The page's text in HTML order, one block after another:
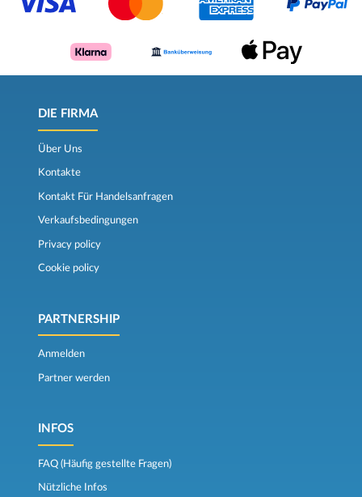
DIE FIRMA
Über Uns
Kontakte
Kontakt Für Handelsanfragen
Verkaufsbedingungen
Privacy policy
Cookie policy
PARTNERSHIP
Anmelden
Partner werden
INFOS
FAQ (Häufig gestellte Fragen)
Nützliche Infos